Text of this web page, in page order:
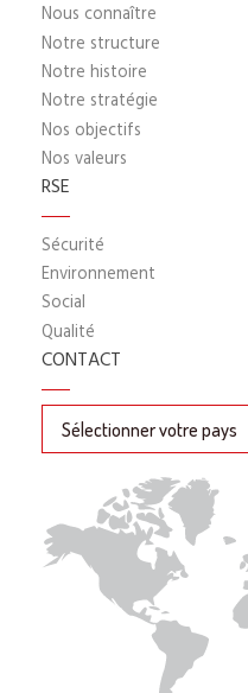
Nous connaître
Notre structure
Notre histoire
Notre stratégie
Nos objectifs
Nos valeurs
RSE
Sécurité
Environnement
Social
Qualité
CONTACT